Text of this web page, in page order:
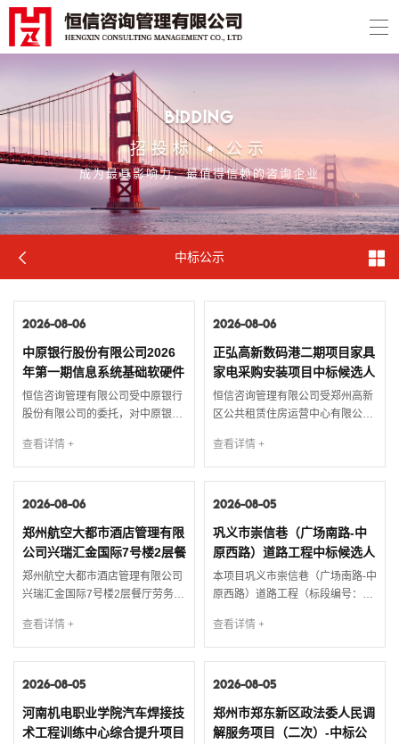
Bidding
招投标 公示
成为最具影响力，最值得信赖的咨询企业
中标公示
2026-08-06
中原银行股份有限公司2026
年第一期信息系统基础软硬件
扩容采购项目-C86服务器采
购项目中标结果公示
恒信咨询管理有限公司受中原银行
股份有限公司的委托，对中原银行
统基础软硬件扩容采购项目-C86服
务器采购项目中标进行国内公开招
标，按规定程序进行了开标、评标
和定标，现将本次招标的中标结果
招标项目名称：中原银行股份有限
公司2026年第一期信息系统基础
软...
查看详情 +
2026-08-06
正弘高新数码港二期项目家具
家电采购安装项目中标候选人
公示
恒信咨询管理有限公司受郑州高新
区公共租赁住房运营中心有限公司
目家具家电采购安装项目进行公开
招标，按规定程序进行了开标、评
标，现就本次招标的中标候选人公
示如下：1. 项目名称及编号1.1 项
家具家电采购安装项目1.2 招标编
号：【HXZB】202606622. ...
查看详情 +
2026-08-06
郑州航空大都市酒店管理有限
公司兴瑞汇金国际7号楼2层餐
厅劳务外包服务项目成交结果
公告
郑州航空大都市酒店管理有限公司
兴瑞汇金国际7号楼2层餐厅劳务外
【HXZB】20260756）已完成评审
工作，现就本次成交结果公告如
下：一、项目基本情况1.1 项目名
称：郑州航空大都市酒店管理有限
务外包服务项目。1.2 采购编号：
【HXZB】202607561.3 服...
查看详情 +
2026-08-05
巩义市崇信巷（广场南路-中
原西路）道路工程中标候选人
公示
本项目巩义市崇信巷（广场南路-中
原西路）道路工程（标段编号：
08月04日在郑州市公共资源交易中
心进行开标（评标），经评标委员
会评审，现将该项目的中标候选人
（评标结果）情况公示如下：一、
况（排名不分先后）序号中标候选
人名称投标报价（元）项目经理...
查看详情 +
2026-08-05
河南机电职业学院汽车焊接技
术工程训练中心综合提升项目
2026-08-05
郑州市郑东新区政法委人民调
解服务项目（二次）-中标公